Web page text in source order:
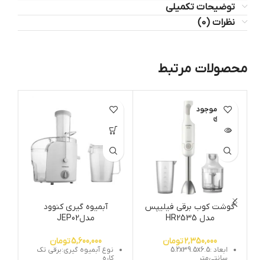
توضیحات تکمیلی
نظرات (0)
محصولات مرتبط
اتمام موجود
ی
گوشت کوب برقی فیلیپس
مدل HR2535
2,350,000تومان
ابعاد :5.2x39.5x6.5
سانتی‌متر
آبمیوه گیری کنوود
مدلJEP02
5,600,000تومان
نوع آبمیوه گیری:برقی تک
کاره